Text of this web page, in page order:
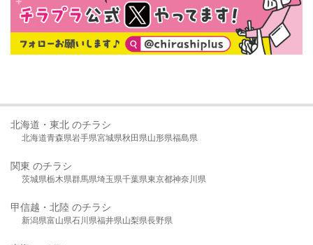
北海道・東北 のチラシ
北海道青森県岩手県宮城県秋田県山形県福島県
関東 のチラシ
茨城県栃木県群馬県埼玉県千葉県東京都神奈川県
甲信越・北陸 のチラシ
新潟県富山県石川県福井県山梨県長野県